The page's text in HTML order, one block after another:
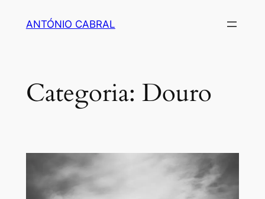
ANTÓNIO CABRAL
Categoria: Douro